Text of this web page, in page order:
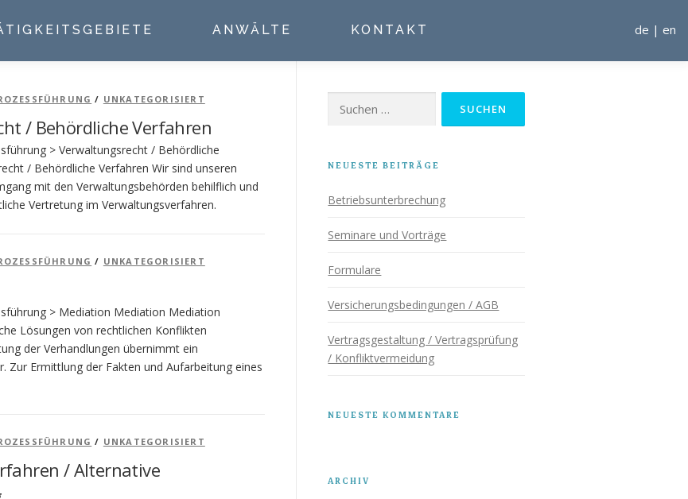
de | en
ANWÄLTE KONTAKT
/ UNKATEGORISIERT
/ Behördliche Verfahren
> Verwaltungsrecht / Behördliche
/ Behördliche Verfahren Wir sind unseren
mit den Verwaltungsbehörden behilflich und
Vertretung im Verwaltungsverfahren.
/ UNKATEGORISIERT
> Mediation Mediation Mediation
Lösungen von rechtlichen Konflikten
der Verhandlungen übernimmt ein
Zur Ermittlung der Fakten und Aufarbeitung eines
/ UNKATEGORISIERT
/ Alternative
nach:
NEUESTE BEITRÄGE
Betriebsunterbrechung
Seminare und Vorträge
Formulare
Versicherungsbedingungen / AGB
Vertragsgestaltung / Vertragsprüfung
/ Konfliktvermeidung
NEUESTE KOMMENTARE
ARCHIV